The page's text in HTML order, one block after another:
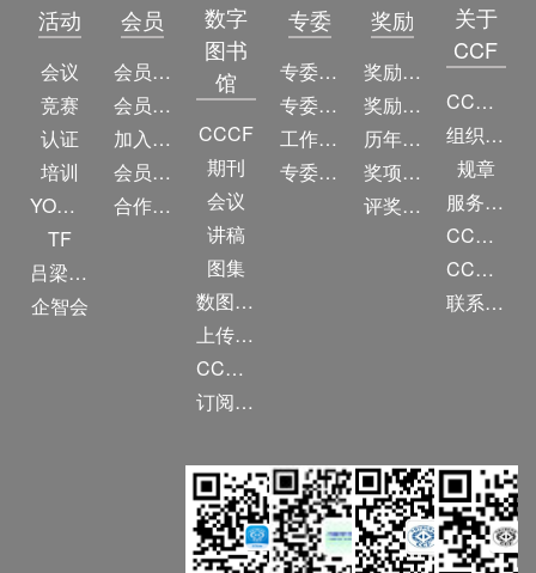
活动
会议
竞赛
认证
培训
YOCSEF
TF
吕梁振兴
企智会
会员
会员简介
会员权益
加入CCF
会员交费
合作伙伴
数字
图书
馆
CCCF
期刊
会议
讲稿
图集
数图编审委员会
上传/发布作品
CCF DL Focus
订阅《计算》
专委
专委简介
专委条例
工作问答
专委名单
奖励
奖励动态
奖励目录
历年获奖名单
奖项推荐
评奖条例
关于
CCF
CCF简介
组织机构
规章
服务项目
CCF大事记
CCF创建60周年
联系我们